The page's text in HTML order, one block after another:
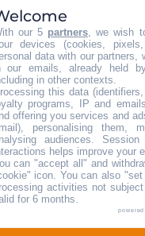
im Sommer
5
(5 Meinung
our 5 partners , we wish
devices (cookies,
data with our partners,
our emails, already held
in other contexts.
this data
programs, IP and
offering you services and
personalising them,
audiences.
helps improve your
can "accept all" and
icon . You can also
activities not
for 6 months.